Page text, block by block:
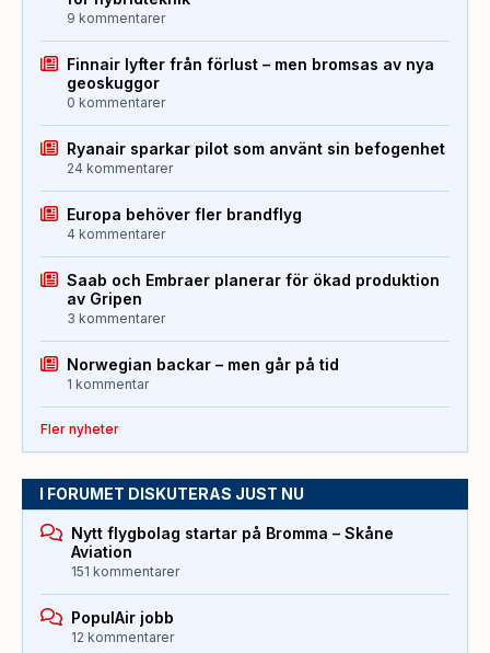
9 kommentarer
Finnair lyfter från förlust – men bromsas av nya
geoskuggor
0 kommentarer
Ryanair sparkar pilot som använt sin befogenhet
24 kommentarer
Europa behöver fler brandflyg
4 kommentarer
Saab och Embraer planerar för ökad produktion
av Gripen
3 kommentarer
Norwegian backar – men går på tid
1 kommentar
Fler nyheter
I FORUMET DISKUTERAS JUST NU
Nytt flygbolag startar på Bromma – Skåne
Aviation
151 kommentarer
PopulAir jobb
12 kommentarer